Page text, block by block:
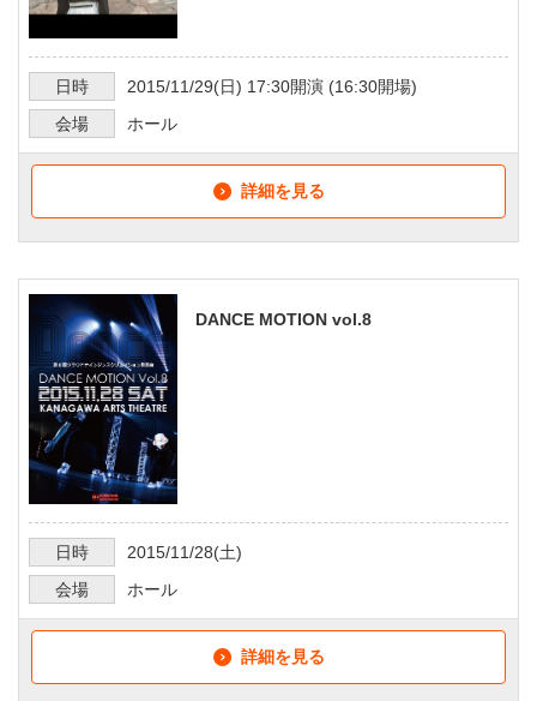
日時 2015/11/29(日) 17:30開演 (16:30開場)
会場
ホール
詳細を見る
DANCE MOTION vol.8
日時 2015/11/28(土)
会場
ホール
詳細を見る